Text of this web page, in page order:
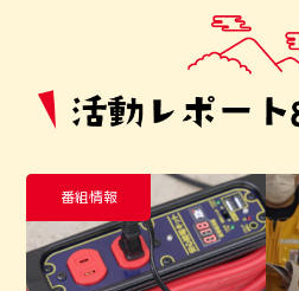
番組情報